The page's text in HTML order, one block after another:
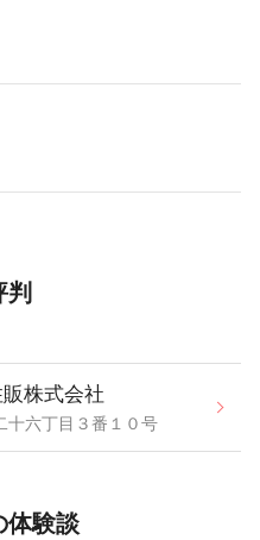
株式会社
十六丁目３番１０号
体験談